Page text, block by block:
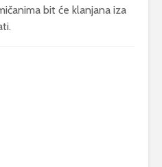
bit će klanjana iza